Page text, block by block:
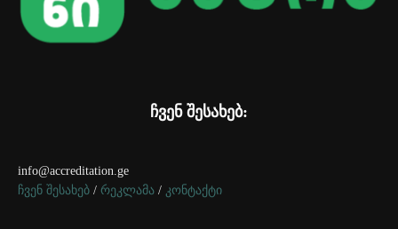
ჩვენ შესახებ:
info@accreditation.ge
ჩვენ შესახებ / რეკლამა / კონტაქტი